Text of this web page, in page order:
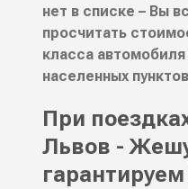
нет в списке – Вы
просчитать
класса
населенных
При
Львов -